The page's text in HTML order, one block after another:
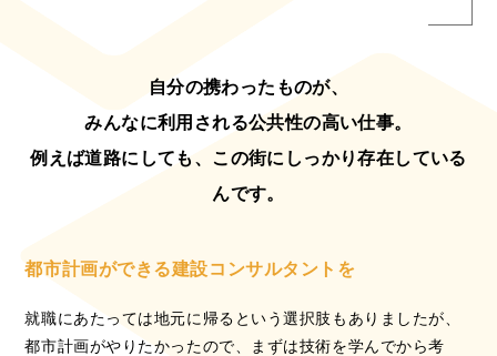
自分の携わったものが、
みんなに利用される公共性の高い仕事。
例えば道路にしても、この街にしっかり存在している
んです。
都市計画ができる建設コンサルタントを
就職にあたっては地元に帰るという選択肢もありましたが、
都市計画がやりたかったので、まずは技術を学んでから考